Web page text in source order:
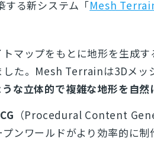
する新システム「Mesh
マップをもとに地形を生成
た。Mesh Terrainは3Dメッ
な立体的で複雑な地形を自然
（Procedural Content
ンワールドがより効率的に制